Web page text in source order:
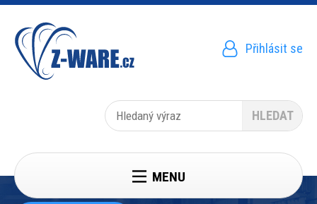
Přejít
hlavnímu
obsahu
Menu
účtu
Přihlásit se
Hledat
MENU